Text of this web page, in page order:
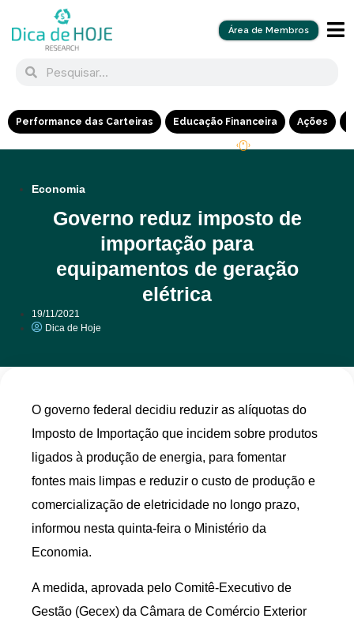
Área de Membros
Performance das Carteiras Educação Financeira Ações
Economia
Governo reduz imposto de
importação para
equipamentos de geração
elétrica
19/11/2021
Dica de Hoje
O governo federal decidiu reduzir as alíquotas do
Imposto de Importação que incidem sobre produtos
ligados à produção de energia, para fomentar
fontes mais limpas e reduzir o custo de produção e
comercialização de eletricidade no longo prazo,
informou nesta quinta-feira o Ministério da
Economia.
A medida, aprovada pelo Comitê-Executivo de
Gestão (Gecex) da Câmara de Comércio Exterior